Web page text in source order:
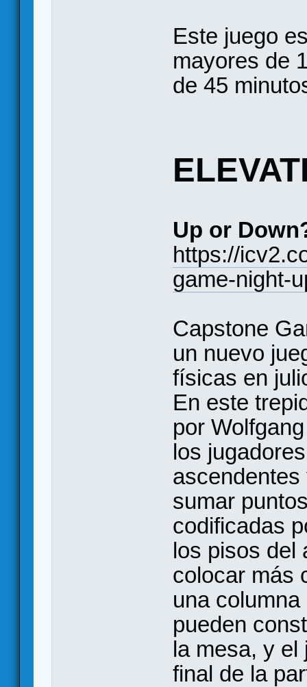
Este juego
mayores de
de 45
Up or
https://
game-night-
Capstone
un nuevo
físicas en
En este
por
los
sumar
codificadas
los pisos del
colocar más
una
pueden
la mesa, y el
final de la